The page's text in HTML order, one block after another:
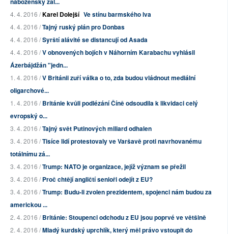
4. 4. 2016 /Karel Dolejší Ve stínu barmského lva
4. 4. 2016 /Tajný ruský plán pro Donbas
4. 4. 2016 /Syrští alávité se distancují od Asada
4. 4. 2016 /V obnovených bojích v Náhorním Karabachu vyhlásil
Ázerbájdžán "jedn...
1. 4. 2016 /V Británii zuří válka o to, zda budou vládnout mediální
oligarchové...
1. 4. 2016 /Británie kvůli podlézání Číně odsoudila k likvidaci celý
evropský o...
3. 4. 2016 /Tajný svět Putinových miliard odhalen
3. 4. 2016 /Tisíce lidí protestovaly ve Varšavě proti navrhovanému
totálnímu zá...
3. 4. 2016 /Trump: NATO je organizace, jejíž význam se přežil
3. 4. 2016 /Proč chtějí angličtí senioři odejít z EU?
3. 4. 2016 /Trump: Budu-li zvolen prezidentem, spojenci nám budou za
americkou ...
2. 4. 2016 /Británie: Stoupenci odchodu z EU jsou poprvé ve většině
2. 4. 2016 /Mladý kurdský uprchlík, který měl právo vstoupit do